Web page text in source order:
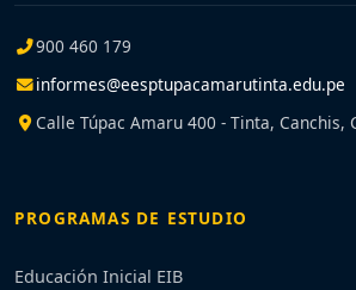
900 460 179
informes@eesptupacamarutinta.edu.pe
Calle Túpac Amaru 400 - Tinta, Canchis,
PROGRAMAS DE ESTUDIO
Educación Inicial EIB